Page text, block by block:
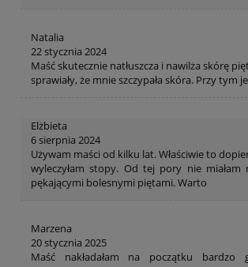
Natalia
22 stycznia 2024
Maść skutecznie natłuszcza i nawilża skórę
sprawiały, że mnie szczypała skóra. Przy tym
Elżbieta
6 sierpnia 2024
Używam maści od kilku lat. Właściwie to
wyleczyłam stopy. Od tej pory nie
pękającymi bolesnymi piętami. Warto
Marzena
20 stycznia 2025
Maść nakładałam na początku bardzo